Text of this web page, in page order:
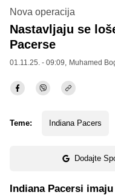
Nova operacija
Nastavljaju se
Pacerse
01.11.25. - 09:09, Muhamed
Teme: Indiana Pacers
Dodajte
Indiana Pacersi